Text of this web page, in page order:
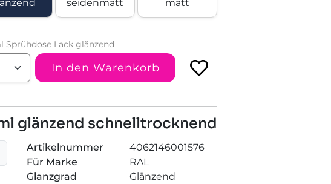
seidenmatt matt
Sprühdose Lack glänzend
In den Warenkorb
glänzend schnelltrocknend
Artikelnummer
4062146001576
Für Marke
RAL
Glanzgrad
Glänzend